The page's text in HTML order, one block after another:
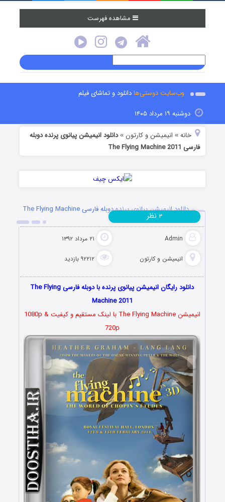
مشاهده فهرست
وب‌سایت دوستی‌هادانلود و تماشای فیلم
دوشنبه ۱۹ مرداد ۱۴۰۵
خانه » انیمیشن و کارتون »دانلود انیمیشن پیانوی پرنده دوبله
فارسی The Flying Machine 2011
دانلود انیمیشن پیانوی پرنده دوبله فارسی The Flying Machine
2011
Admin ۲۱ مرداد ۱۳۹۲
انیمیشن و کارتون ۹۲۲۱۲ بازدید
۳ نظر
دانلود رایگان انیمیشن پیانوی پرنده با دوبله فارسی The Flying
Machine 2011
انیمیشن The Flying Machine با لینک مستقیم و کیفیت 1080p &
720p